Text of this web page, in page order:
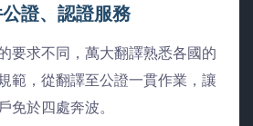
證、認證服務
要求不同，萬大翻譯熟悉各國的
範，從翻譯至公證一貫作業，讓
免於四處奔波。